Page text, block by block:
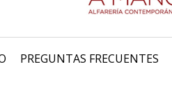
PREGUNTAS FRECUENTES